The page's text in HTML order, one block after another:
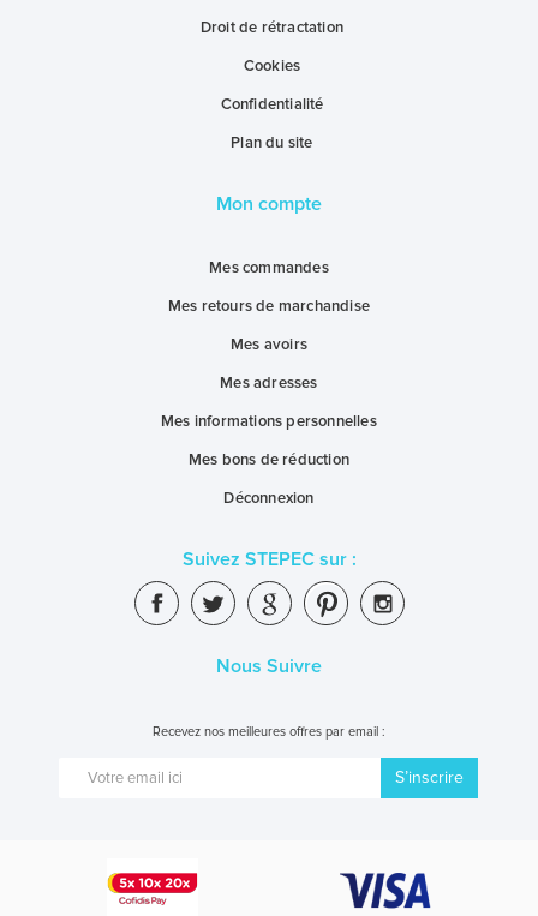
Droit de rétractation
Cookies
Confidentialité
Plan du site
Mon compte
Mes commandes
Mes retours de marchandise
Mes avoirs
Mes adresses
Mes informations personnelles
Mes bons de réduction
Déconnexion
Suivez STEPEC sur :
Nous Suivre
Recevez nos meilleures offres par email :
S’inscrire